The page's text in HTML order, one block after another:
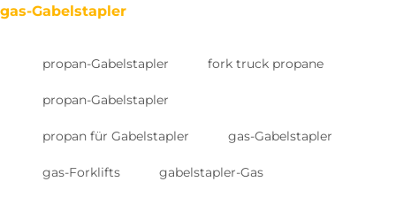
gas-Gabelstapler
propan-Gabelstapler fork truck propane
propan-Gabelstapler
propan für Gabelstapler gas-Gabelstapler
gas-Forklifts gabelstapler-Gas